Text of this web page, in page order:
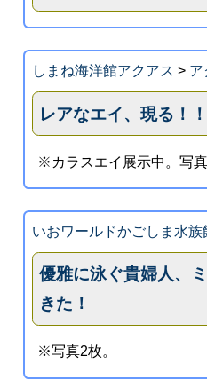
しまね海洋館アクアス > ア
レアなエイ、現る！！
※カラスエイ展示中。写真
いおワールドかごしま水族
優雅に泳ぐ貴婦人、
きた！
※写真2枚。